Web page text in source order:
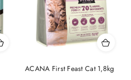
ACANA First Feast Cat 1,8kg